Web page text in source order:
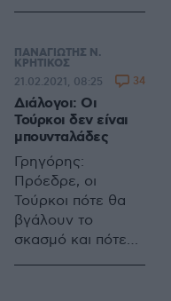
2004, που
τον Γιώργο
Παπανδρέου στην
ηγεσία του
ΠΑ.ΣΟ.Κ.
ΠΑΝΑΓΙΩΤΗΣ Ν.
ΚΡΗΤΙΚΟΣ
Διάλογοι: Οι
Τούρκοι δεν είναι
μπουνταλάδες
Γρηγόρης:
Πρόεδρε, οι
Τούρκοι πότε θα
βγάλουν το
σκασμό και πότε
21.02.2021, 08:25 34